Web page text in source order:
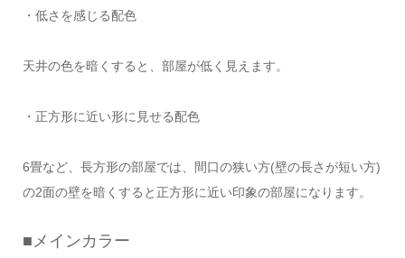
・低さを感じる配色
天井の色を暗くすると、部屋が低く見えます。
・正方形に近い形に見せる配色
6畳など、長方形の部屋では、間口の狭い方(壁の長さが短い方)
の2面の壁を暗くすると正方形に近い印象の部屋になります。
■メインカラー